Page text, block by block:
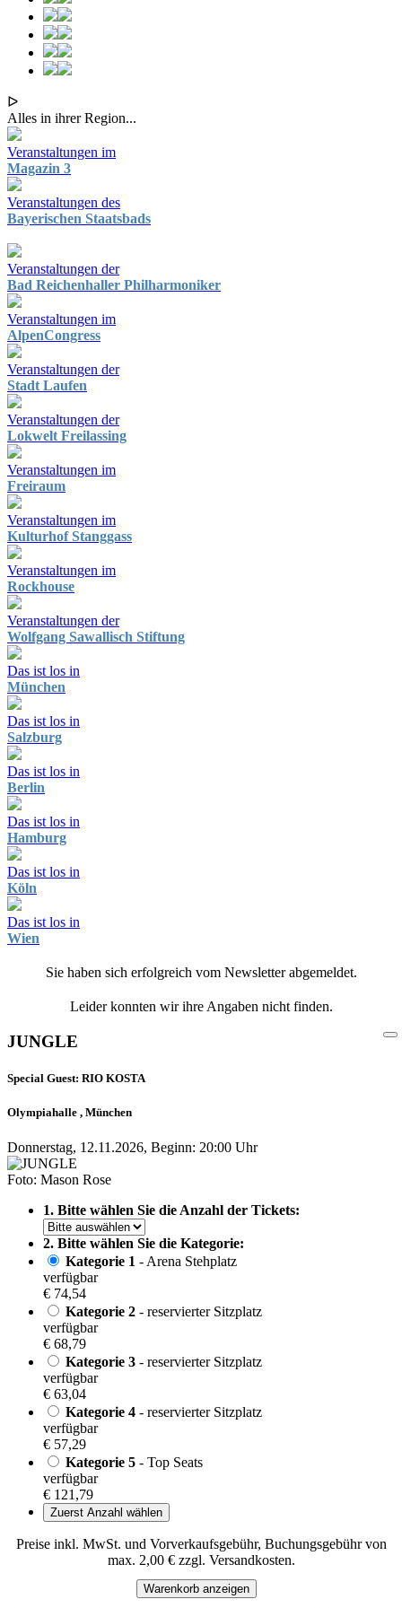
ᐅ
Alles in ihrer Region...
Veranstaltungen im
Magazin 3
Veranstaltungen des
Bayerischen Staatsbads
Veranstaltungen der
Bad Reichenhaller Philharmoniker
Veranstaltungen im
AlpenCongress
Veranstaltungen der
Stadt Laufen
Veranstaltungen der
Lokwelt Freilassing
Veranstaltungen im
Freiraum
Veranstaltungen im
Kulturhof Stanggass
Veranstaltungen im
Rockhouse
Veranstaltungen der
Wolfgang Sawallisch Stiftung
Das ist los in
München
Das ist los in
Salzburg
Das ist los in
Berlin
Das ist los in
Hamburg
Das ist los in
Köln
Das ist los in
Wien
Sie haben sich erfolgreich vom Newsletter abgemeldet.
Leider konnten wir ihre Angaben nicht finden.
JUNGLE
Special Guest: RIO KOSTA
Olympiahalle , München
Donnerstag, 12.11.2026, Beginn: 20:00 Uhr
Foto: Mason Rose
1. Bitte wählen Sie die Anzahl der Tickets:
2. Bitte wählen Sie die Kategorie:
Kategorie 1 - Arena Stehplatz
verfügbar
€ 74,54
Kategorie 2 - reservierter Sitzplatz
verfügbar
€ 68,79
Kategorie 3 - reservierter Sitzplatz
verfügbar
€ 63,04
Kategorie 4 - reservierter Sitzplatz
verfügbar
€ 57,29
Kategorie 5 - Top Seats
verfügbar
€ 121,79
Zuerst Anzahl wählen
Preise inkl. MwSt. und Vorverkaufsgebühr, Buchungsgebühr von
max. 2,00 € zzgl. Versandkosten.
Warenkorb anzeigen